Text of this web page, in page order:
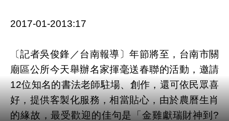
2017-01-2013:17
〔記者吳俊鋒／台南報導〕年節將至，台南市關
廟區公所今天舉辦名家揮毫送春聯的活動，邀請
12位知名的書法老師駐場、創作，還可依民眾喜
好，提供客製化服務，相當貼心，由於農曆生肖
的緣故，最受歡迎的佳句是「金雞獻瑞財神到?